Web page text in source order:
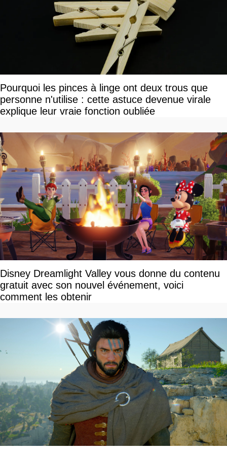
Pourquoi les pinces à linge ont deux trous que
personne n'utilise : cette astuce devenue virale
explique leur vraie fonction oubliée
Disney Dreamlight Valley vous donne du contenu
gratuit avec son nouvel événement, voici
comment les obtenir